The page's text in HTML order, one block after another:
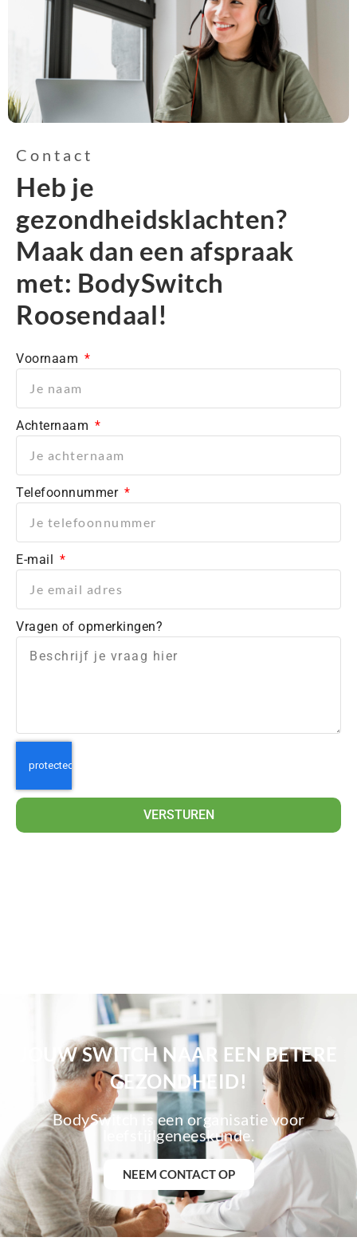
Contact
Heb je
gezondheidsklachten?
Maak dan een afspraak
met: BodySwitch
Roosendaal!
Voornaam
Achternaam
Telefoonnummer
E-mail
Vragen of opmerkingen?
VERSTUREN
JOUW SWITCH NAAR EEN BETERE
GEZONDHEID!
BodySwitch is een organisatie voor
leefstijlgeneeskunde.
NEEM CONTACT OP